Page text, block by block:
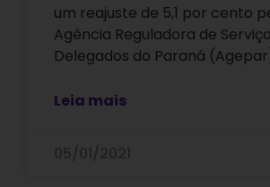
um reajuste de 5,1 por cento
Agência Reguladora de
Delegados do Paraná
Leia mais